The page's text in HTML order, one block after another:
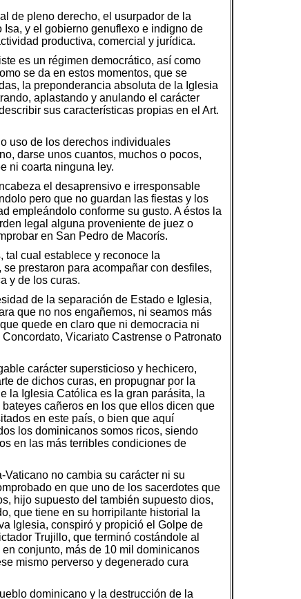
de pleno derecho, el usurpador de la
y el gobierno genuflexo e indigno de
productiva, comercial y jurídica.
es un régimen democrático, así como
se da en estos momentos, que se
la preponderancia absoluta de la Iglesia
aplastando y anulando el carácter
sus características propias en el Art.
uso de los derechos individuales
darse unos cuantos, muchos o pocos,
ni coarta ninguna ley.
el desaprensivo e irresponsable
pero que no guardan las fiestas y los
empleándolo conforme su gusto. A éstos la
legal alguna proveniente de juez o
en San Pedro de Macorís.
tal cual establece y reconoce la
prestaron para acompañar con desfiles,
y de los curas.
de la separación de Estado e Iglesia,
que no nos engañemos, ni seamos más
quede en claro que ni democracia ni
Vicariato Castrense o Patronato
carácter supersticioso y hechicero,
de dichos curas, en propugnar por la
la Iglesia Católica es la gran parásita, la
cañeros en los que ellos dicen que
en este país, o bien que aquí
los dominicanos somos ricos, siendo
en las más terribles condiciones de
no cambia su carácter ni su
en que uno de los sacerdotes que
hijo supuesto del también supuesto dios,
que tiene en su horripilante historial la
Iglesia, conspiró y propició el Golpe de
Trujillo, que terminó costándole al
conjunto, más de 10 mil dominicanos
mismo perverso y degenerado cura
dominicano y la destrucción de la